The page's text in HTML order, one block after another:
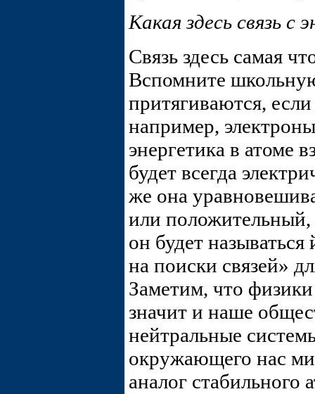
Какая здесь связь с
Связь здесь самая
Вспомните
притягиваются,
например,
энергетика в атоме
будет всегда
же она
или положительный,
он будет
на поиски связей»
Заметим, что
значит и наше
нейтральные
окружающего нас
аналог стабильного